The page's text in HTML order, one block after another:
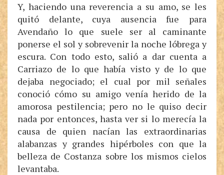
Y, haciendo una reverencia a su amo, se les
quitó delante, cuya ausencia fue para
Avendaño lo que suele ser al caminante
ponerse el sol y sobrevenir la noche lóbrega y
escura. Con todo esto, salió a dar cuenta a
Carriazo de lo que había visto y de lo que
dejaba negociado; el cual por mil señales
conoció cómo su amigo venía herido de la
amorosa pestilencia; pero no le quiso decir
nada por entonces, hasta ver si lo merecía la
causa de quien nacían las extraordinarias
alabanzas y grandes hipérboles con que la
belleza de Costanza sobre los mismos cielos
levantaba.